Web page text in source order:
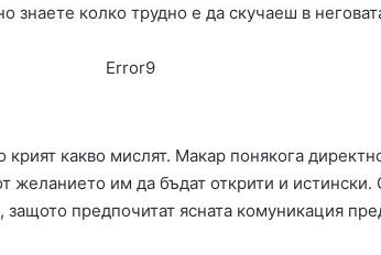
знаете колко трудно е да скучаеш в
Error9
крият какво мислят. Макар понякога
желанието им да бъдат открити и
защото предпочитат ясната комуникация